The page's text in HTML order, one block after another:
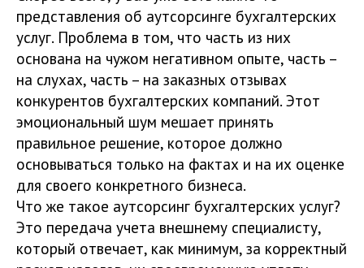
представления об аутсорсинге бухгалтерских
услуг. Проблема в том, что часть из них
основана на чужом негативном опыте, часть –
на слухах, часть – на заказных отзывах
конкурентов бухгалтерских компаний. Этот
эмоциональный шум мешает принять
правильное решение, которое должно
основываться только на фактах и на их оценке
для своего конкретного бизнеса.
Что же такое аутсорсинг бухгалтерских услуг?
Это передача учета внешнему специалисту,
который отвечает, как минимум, за корректный